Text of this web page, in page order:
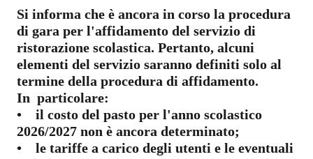
Si informa che è ancora in corso la procedura
di gara per l'affidamento del servizio di
ristorazione scolastica. Pertanto, alcuni
elementi del servizio saranno definiti solo al
termine della procedura di affidamento.
In particolare:
• il costo del pasto per l'anno scolastico
2026/2027 non è ancora determinato;
• le tariffe a carico degli utenti e le eventuali